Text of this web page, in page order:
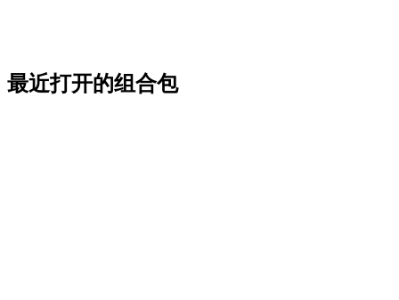
最近打开的组合包